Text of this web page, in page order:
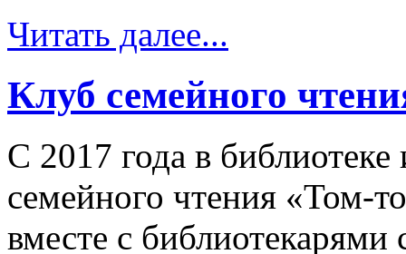
Читать далее...
Клуб семейного
С 2017 года в
семейного чтения «Том-
вместе с